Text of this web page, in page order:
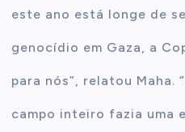
este ano está longe de
genocídio em Gaza, a
para nós”, relatou Maha.
campo inteiro fazia uma